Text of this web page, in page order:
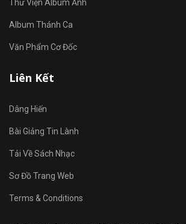
Thư Viện Album Ảnh
Album Thánh Ca
Văn Phẩm Cơ Đốc
Liên Kết
Dâng Hiến
Bài Giảng Tin Lành
Tải Về Sách Nhạc
Sơ Đồ Trang Web
Terms & Conditions